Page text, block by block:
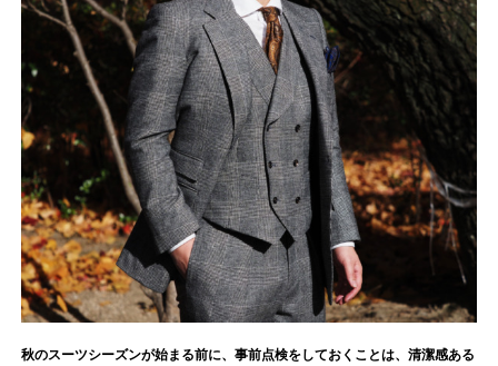
秋のスーツシーズンが始まる前に、事前点検をしておくことは、清潔感ある